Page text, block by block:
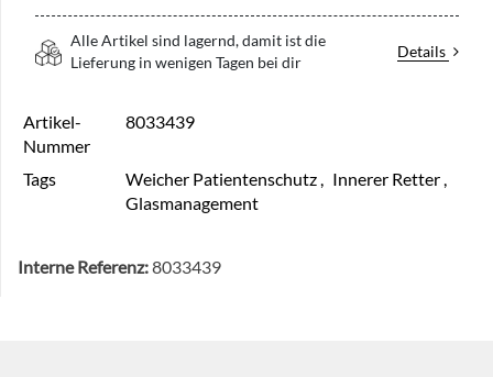
Alle Artikel sind lagernd, damit ist die
Lieferung in wenigen Tagen bei dir
Details
Artikel-
Nummer
8033439
Tags Weicher Patientenschutz, Innerer Retter,
Glasmanagement
Interne Referenz:8033439